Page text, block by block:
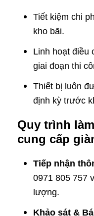
Tiết kiệm chi
kho bãi.
Linh hoạt điều
giai đoạn thi
Thiết bị luôn
định kỳ trước
Quy trình
cung cấp
Tiếp nhận
0971 805 757
lượng.
Khảo sát &